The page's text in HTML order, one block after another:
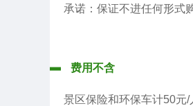
承诺：保证不进任何形式
费用不含
景区保险和环保车计50元/